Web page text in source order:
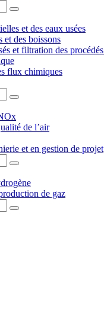
et des eaux usées
et des boissons
et filtration des procédés
flux chimiques
de l’air
et en gestion de projet
de gaz